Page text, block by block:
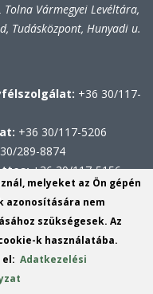
Tolna Vármegyei Levéltára,
Tudásközpont, Hunyadi u.
+36 30/117-
+36 30/117-5206
289-8874
+36 30/117-5156
Rendszer (KÉR)
melyeket az Ön gépén
azonosítására nem
szükségesek. Az
k használatába.
el:Adatkezelési